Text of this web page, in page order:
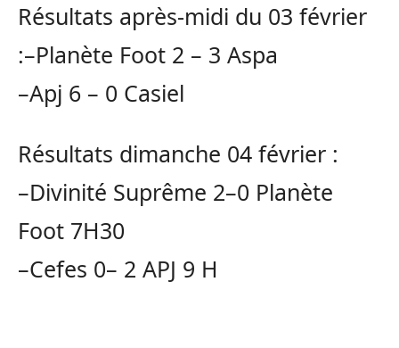
Résultats après-midi du 03 février
:–Planète Foot 2 – 3 Aspa
–Apj 6 – 0 Casiel
Résultats dimanche 04 février :
–Divinité Suprême 2–0 Planète
Foot 7H30
–Cefes 0– 2 APJ 9 H